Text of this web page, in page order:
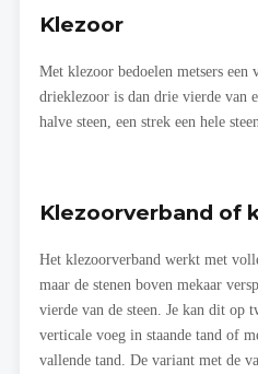
Klezoor
Met klezoor bedoelen metsers een
drieklezoor is dan drie vierde van
halve steen, een strek een hele steen.
Klezoorverband of
Het klezoorverband werkt met
maar de stenen boven mekaar
vierde van de steen. Je kan dit op
verticale voeg in staande tand of
vallende tand. De variant met de